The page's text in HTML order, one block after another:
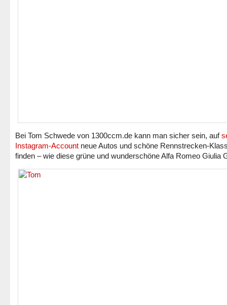
Bei Tom Schwede von 1300ccm.de kann man sicher sein, auf
Instagram-Account neue Autos und schöne Rennstrecken-
finden – wie diese grüne und wunderschöne Alfa Romeo Giulia